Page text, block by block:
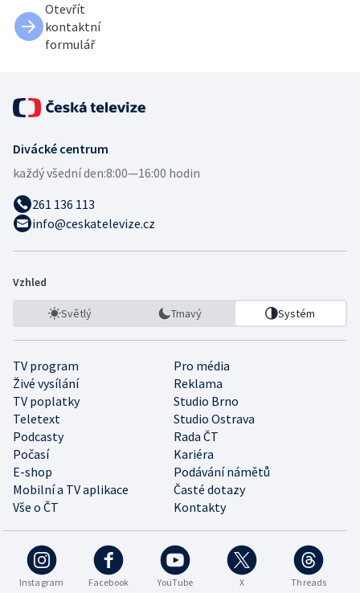
Otevřít
kontaktní
formulář
Divácké centrum
každý všední den:8:00—16:00 hodin
261 136 113
info@ceskatelevize.cz
Vzhled
Světlý Tmavý Systém
TV program
Pro média
Živé vysílání
Reklama
TV poplatky
Studio Brno
Teletext
Studio Ostrava
Podcasty
Rada ČT
Počasí
Kariéra
E-shop
Podávání námětů
Mobilní a TV aplikace
Časté dotazy
Vše o ČT
Kontakty
Instagram Facebook YouTube X Threads